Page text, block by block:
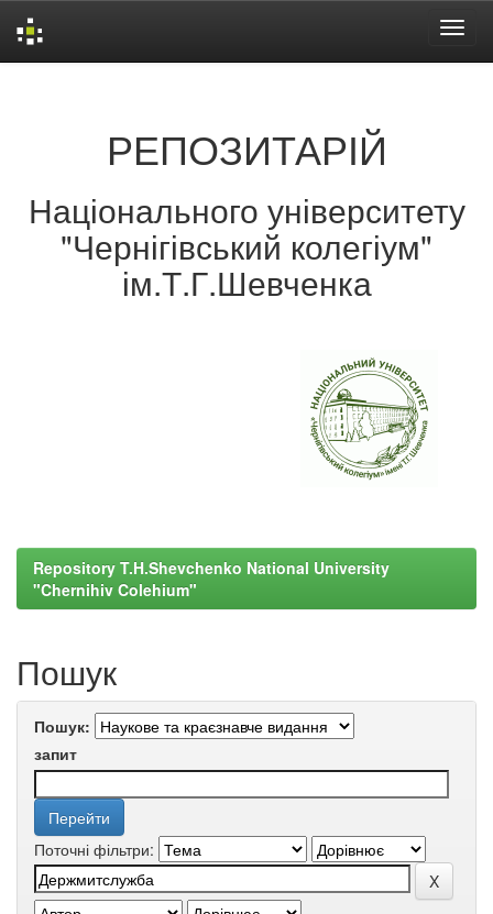
РЕПОЗИТАРІЙ
Національного університету
"Чернігівський колегіум"
ім.Т.Г.Шевченка
Repository T.H.Shevchenko National University
"Chernihiv Colehium"
Пошук
Пошук:
запит
Поточні фільтри: